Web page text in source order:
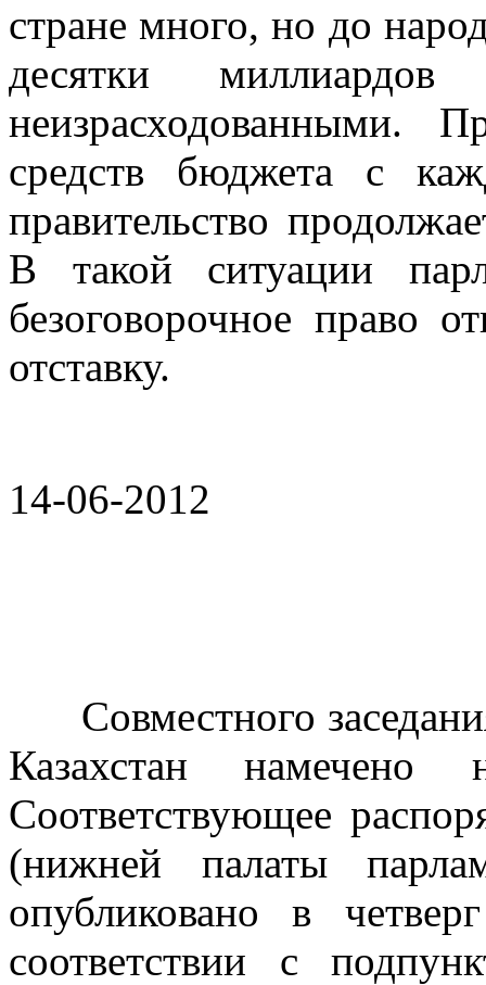
стране много, но до
десятки
неизрасходованными.
средств бюджета с
правительство
В такой ситуации
безоговорочное право
отставку.
14-06-2012
Совместного
Казахстан
Соответствующее
(нижней палаты
опубликовано в
соответствии с